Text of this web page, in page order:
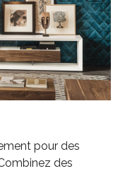
pour des
des